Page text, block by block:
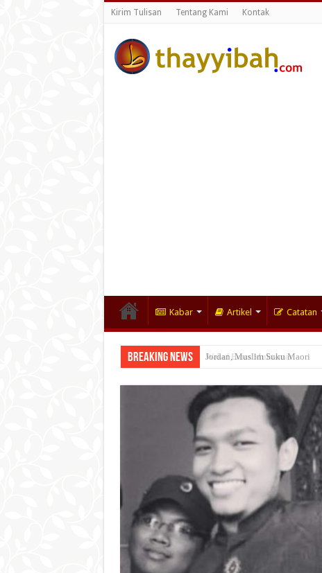
Kirim Tulisan Tentang Kami Kontak
Kabar Artikel Catatan
Breaking News Wakaf Emas Muktamar